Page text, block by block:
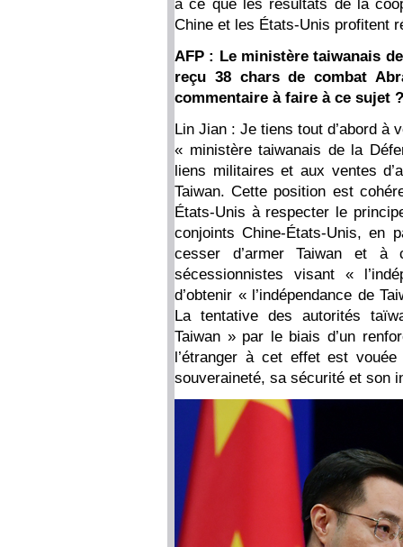
à ce que les résultats de la
Chine et les États-Unis profitent
AFP : Le ministère taiwanais
reçu 38 chars de combat
commentaire à faire à ce sujet ?
Lin Jian : Je tiens tout d’abord à
« ministère taiwanais de la
liens militaires et aux ventes
Taiwan. Cette position est
États-Unis à respecter le
conjoints Chine-États-Unis, en
cesser d’armer Taiwan et à
sécessionnistes visant «
d’obtenir « l’indépendance de
La tentative des autorités
Taiwan » par le biais d’un
l’étranger à cet effet est
souveraineté, sa sécurité et son